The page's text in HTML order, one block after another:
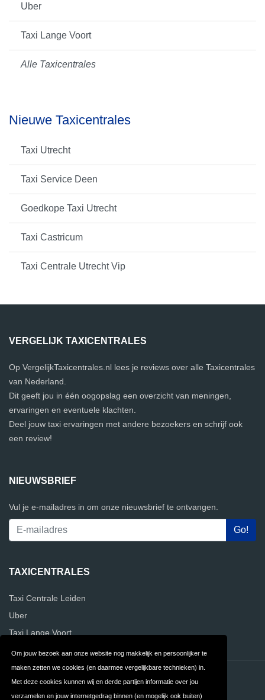
Om jouw bezoek aan onze website nog makkelijk en persoonlijker te
maken zetten we cookies (en daarmee vergelijkbare technieken) in.
Met deze cookies kunnen wij en derde partijen informatie over jou
verzamelen en jouw internetgedrag binnen (en mogelijk ook buiten)
Uber
Taxi Lange Voort
Alle Taxicentrales
Nieuwe Taxicentrales
Taxi Utrecht
Taxi Service Deen
Goedkope Taxi Utrecht
Taxi Castricum
Taxi Centrale Utrecht Vip
VERGELIJK TAXICENTRALES
Op VergelijkTaxicentrales.nl lees je reviews over alle Taxicentrales
van Nederland.
Dit geeft jou in één oogopslag een overzicht van meningen,
ervaringen en eventuele klachten.
Deel jouw taxi ervaringen met andere bezoekers en schrijf ook
een review!
NIEUWSBRIEF
Vul je e-mailadres in om onze nieuwsbrief te ontvangen.
TAXICENTRALES
Taxi Centrale Leiden
Uber
Taxi Lange Voort
Contact Privacy